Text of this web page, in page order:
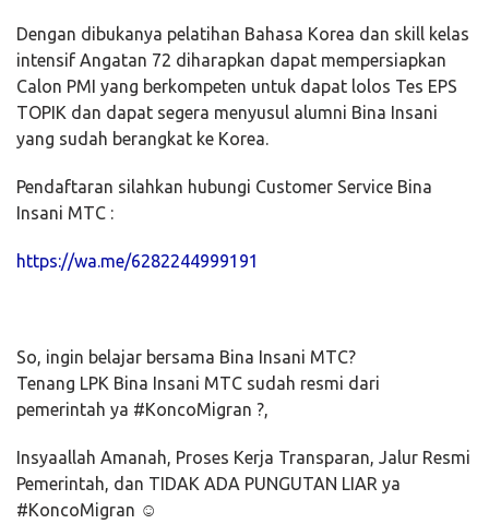
Dengan dibukanya pelatihan Bahasa Korea dan skill kelas
intensif Angatan 72 diharapkan dapat mempersiapkan
Calon PMI yang berkompeten untuk dapat lolos Tes EPS
TOPIK dan dapat segera menyusul alumni Bina Insani
yang sudah berangkat ke Korea.
Pendaftaran silahkan hubungi Customer Service Bina
Insani MTC :
https://wa.me/6282244999191
So, ingin belajar bersama Bina Insani MTC?
Tenang LPK Bina Insani MTC sudah resmi dari
pemerintah ya #KoncoMigran ?,
Insyaallah Amanah, Proses Kerja Transparan, Jalur Resmi
Pemerintah, dan TIDAK ADA PUNGUTAN LIAR ya
#KoncoMigran ☺️